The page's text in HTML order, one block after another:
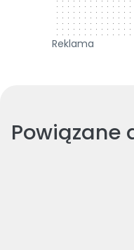
Reklama
Powiązane